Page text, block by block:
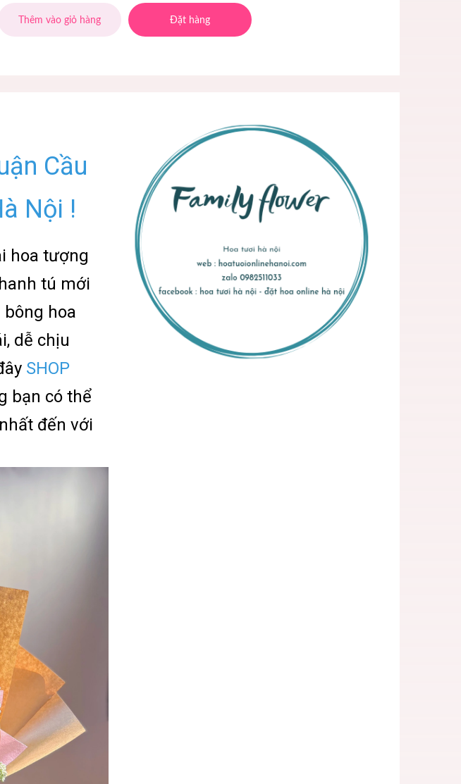
Thêm vào giỏ hàng Đặt hàng
Cầu
Nội !
hoa tượng
tú mới
hoa
dễ chịu
SHOP
bạn có thể
đến với